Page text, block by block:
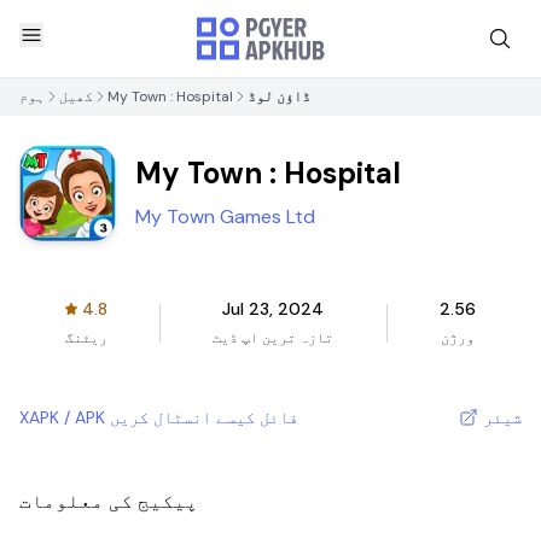
ہوم کھیل My Town : Hospital ڈاؤن لوڈ
My Town : Hospital
My Town Games Ltd
4.8
ریٹنگ
Jul 23, 2024
تازہ ترین اپ ڈیٹ
2.56
ورژن
XAPK / APK فائل کیسے انسٹال کریں شیئر
پیکیج کی معلومات